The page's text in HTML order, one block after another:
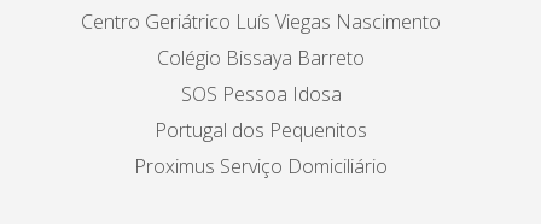
Centro Geriátrico Luís Viegas Nascimento
Colégio Bissaya Barreto
SOS Pessoa Idosa
Portugal dos Pequenitos
Proximus Serviço Domiciliário